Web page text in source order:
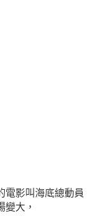
電影叫海底總動員
變大，